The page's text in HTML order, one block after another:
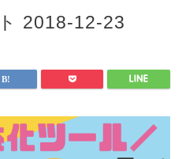
2018-12-23